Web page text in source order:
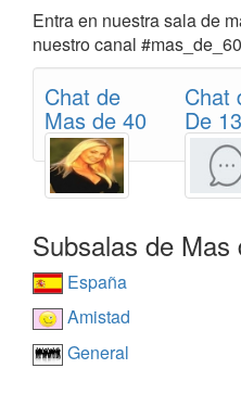
Entra en nuestra sala de
nuestro canal #mas_de_60
Chat de
Mas de 40
Chat
De
Subsalas de Mas
España
Amistad
General